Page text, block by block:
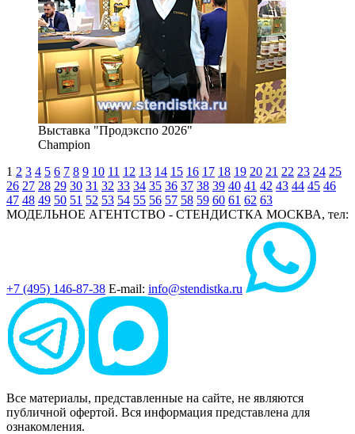
Выставка "Продэкспо 2026"
Champion
1 2 3 4 5 6 7 8 9 10 11 12 13 14 15 16 17 18 19 20 21 22 23 24 25
26 27 28 29 30 31 32 33 34 35 36 37 38 39 40 41 42 43 44 45 46
47 48 49 50 51 52 53 54 55 56 57 58 59 60 61 62 63
МОДЕЛЬНОЕ АГЕНТСТВО - СТЕНДИСТКА МОСКВА, тел:
+7 (495) 146-87-38 E-mail: info@stendistka.ru
Все материалы, представленные на сайте, не являются
публичной офертой. Вся информация представлена для
ознакомления.